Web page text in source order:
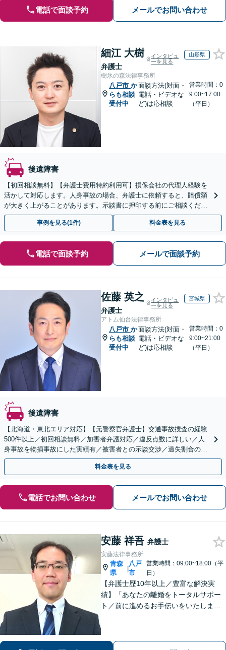
電話で面談予約 メールでお問い合わせ
細江 大樹
弁護士
インタビュ
ーを見る
山形県
樹氷の森法律事務所
八戸市 か
らも相談
受付中
面談方法(対面・
電話・ビデオな
ど)は応相談
営業時間：0
9:00~17:00
（平日）
後遺障害
【初回相談無料】【弁護士費用特約利用可】損保会社の代理人経験を
活かして対応します。人身事故の場合、弁護士に依頼すると、賠償額
が大きく上がることがあります。示談書に押印する前にご相談くださ
い。【全国オンライン対応】【無料駐車場あり】
事例を見る(1件) 料金表を見る
電話で面談予約 メールで面談予約
佐藤 英之
弁護士
インタビュ
ーを見る
宮城県
アトム仙台法律事務所
八戸市 か
らも相談
受付中
面談方法(対面・
電話・ビデオな
ど)は応相談
営業時間：0
9:00~21:00
（平日）
後遺障害
【北海道・東北エリア対応】【元警察官弁護士】交通事故捜査の経験
500件以上／初回相談無料／加害者弁護対応／違反点数に詳しい／人
身事故を物損事故にした実績有／被害者との示談交渉／過失割合の交
渉／弁護士費用特約／交通事故を起こしてしまった方／
料金表を見る
電話でお問い合わせ メールでお問い合わせ
安藤 祥吾 弁護士
安藤法律事務所
青森
県
|
八戸
市
営業時間：09:00~18:00（平
日）
【弁護士歴10年以上／豊富な解決実
績】「あなたの離婚をトータルサポー
ト／前に進めるお手伝いをいたしま